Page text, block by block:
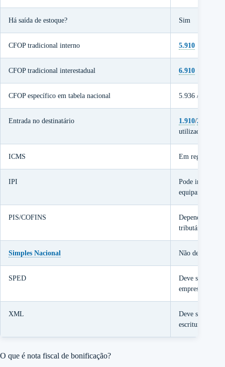
Há saída de estoque? Sim
CFOP tradicional interno 5.910
CFOP tradicional interestadual 6.910
CFOP específico em tabela nacional 5.936 / 6.936
Entrada no destinatário 1.910/2.910
utilizado
ICMS Em regra,
IPI
Pode incidir se
equiparado
PIS/COFINS
Depende do
tributário
Simples Nacional Não deve ser
SPED
Deve ser
empresa
XML
Deve ser
escrituração
O que é nota fiscal de bonificação?